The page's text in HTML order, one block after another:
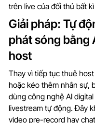
trên live của đối thủ bất
Giải pháp: Tự
phát sóng bằng
host
Thay vì tiếp tục thuê
hoặc kéo thêm nhân sự,
dùng công nghệ AI
livestream tự động. Đây
video pre-record hay